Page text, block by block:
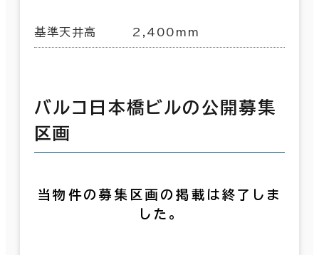
基準天井高 2,400mm
バルコ日本橋ビルの公開募集
区画
当物件の募集区画の掲載は終了しま
した。